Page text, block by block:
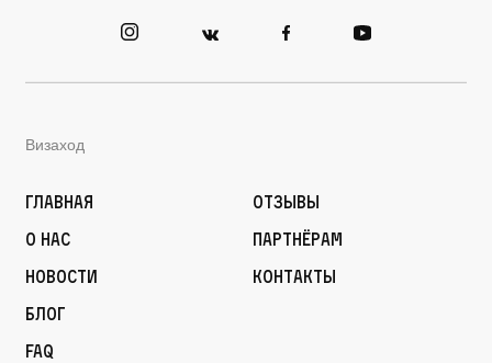
Визаход
Главная
О нас
Новости
Блог
FAQ
Отзывы
Партнёрам
Контакты